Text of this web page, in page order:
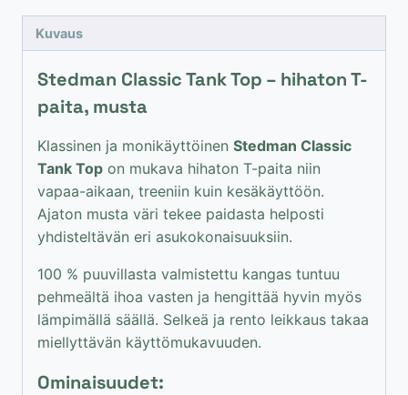
hihaton
T-
paita,
musta
määrä
Kuvaus
Stedman Classic Tank Top – hihaton T-
paita, musta
Klassinen ja monikäyttöinen Stedman Classic
Tank Top on mukava hihaton T-paita niin
vapaa-aikaan, treeniin kuin kesäkäyttöön.
Ajaton musta väri tekee paidasta helposti
yhdisteltävän eri asukokonaisuuksiin.
100 % puuvillasta valmistettu kangas tuntuu
pehmeältä ihoa vasten ja hengittää hyvin myös
lämpimällä säällä. Selkeä ja rento leikkaus takaa
miellyttävän käyttömukavuuden.
Ominaisuudet: